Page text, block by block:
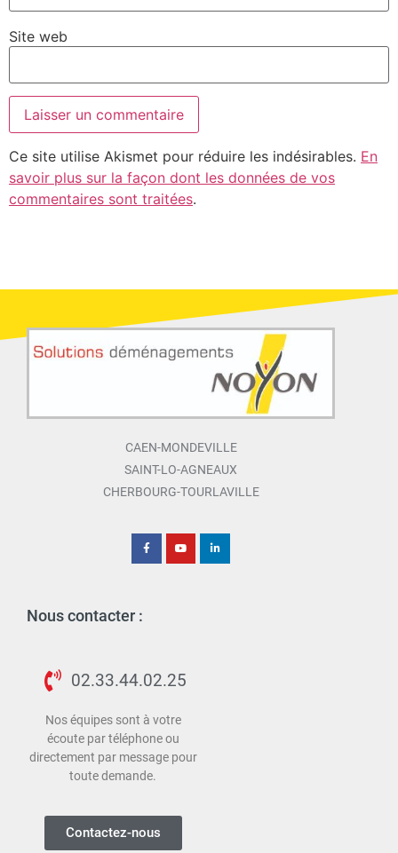
Site web
Ce site utilise Akismet pour réduire les indésirables. En
savoir plus sur la façon dont les données de vos
commentaires sont traitées.
CAEN-MONDEVILLE
SAINT-LO-AGNEAUX
CHERBOURG-TOURLAVILLE
Nous contacter :
02.33.44.02.25
Nos équipes sont à votre
écoute par téléphone ou
directement par message pour
toute demande.
Contactez-nous